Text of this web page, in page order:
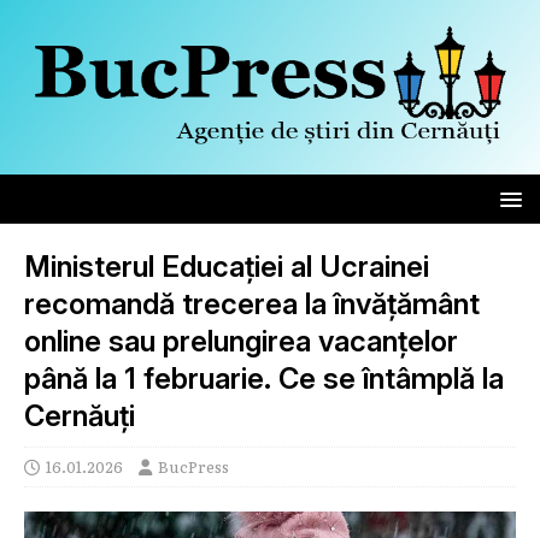
Ministerul Educației al Ucrainei
recomandă trecerea la învățământ
online sau prelungirea vacanțelor
până la 1 februarie. Ce se întâmplă la
Cernăuți
16.01.2026 BucPress